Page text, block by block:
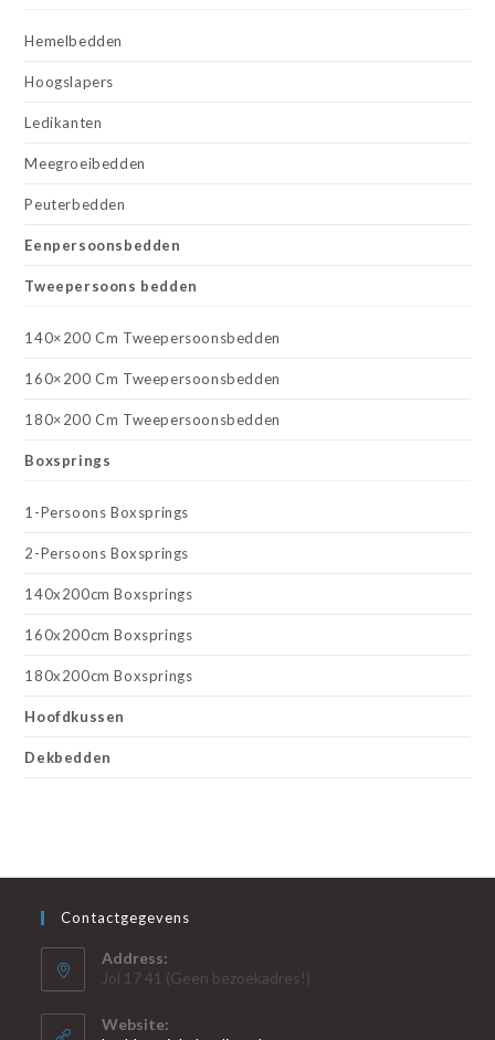
Hemelbedden
Hoogslapers
Ledikanten
Meegroeibedden
Peuterbedden
Eenpersoonsbedden
Tweepersoons bedden
140×200 Cm Tweepersoonsbedden
160×200 Cm Tweepersoonsbedden
180×200 Cm Tweepersoonsbedden
Boxsprings
1-Persoons Boxsprings
2-Persoons Boxsprings
140x200cm Boxsprings
160x200cm Boxsprings
180x200cm Boxsprings
Hoofdkussen
Dekbedden
Contactgegevens
Address:
Jol 17 41 (Geen bezoekadres!)
Website: